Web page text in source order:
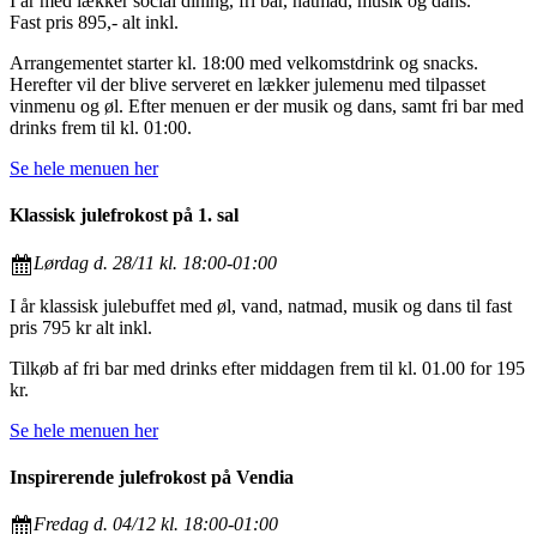
Fast pris 895,- alt inkl.
Arrangementet starter kl. 18:00 med velkomstdrink og snacks.
Herefter vil der blive serveret en lækker julemenu med tilpasset
vinmenu og øl. Efter menuen er der musik og dans, samt fri bar med
drinks frem til kl. 01:00.
Se hele menuen her
Klassisk julefrokost på 1. sal
Lørdag d. 28/11 kl. 18:00-01:00
I år klassisk julebuffet med øl, vand, natmad, musik og dans til fast
pris 795 kr alt inkl.
Tilkøb af fri bar med drinks efter middagen frem til kl. 01.00 for 195
kr.
Se hele menuen her
Inspirerende julefrokost på Vendia
Fredag d. 04/12 kl. 18:00-01:00